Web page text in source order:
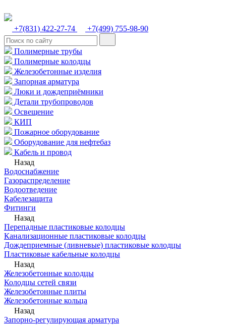
+7(831) 422-27-74 +7(499) 755-98-90
Полимерные трубы
Полимерные колодцы
Железобетонные изделия
Запорная арматура
Люки и дождеприёмники
Детали трубопроводов
Освещение
КИП
Пожарное оборудование
Оборудование для нефтебаз
Кабель и провод
Назад
Водоснабжение
Газораспределение
Водоотведение
Кабелезащита
Фитинги
Назад
Перепадные пластиковые колодцы
Канализационные пластиковые колодцы
Дождеприемные (ливневые) пластиковые колодцы
Пластиковые кабельные колодцы
Назад
Железобетонные колодцы
Колодцы сетей связи
Железобетонные плиты
Железобетонные кольца
Назад
Запорно-регулирующая арматура